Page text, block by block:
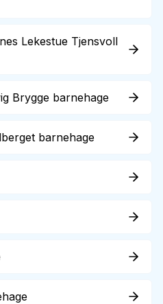
Lekestue Tjensvoll
Brygge barnehage
barnehage